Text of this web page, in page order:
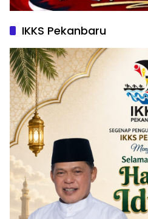
IKKS Pekanbaru